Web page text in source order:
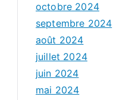
octobre 2024
septembre 2024
août 2024
juillet 2024
juin 2024
mai 2024